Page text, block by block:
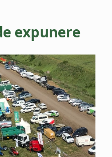
expunere